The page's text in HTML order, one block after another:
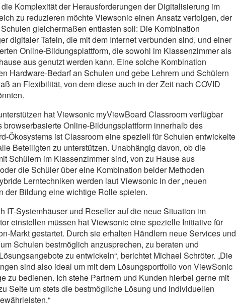
Komplexität der Herausforderungen der Digitalisierung im
zu reduzieren möchte Viewsonic einen Ansatz verfolgen, der
gleichermaßen entlasten soll: Die Kombination
digitaler Tafeln, die mit dem Internet verbunden sind, und einer
Online-Bildungsplattform, die sowohl im Klassenzimmer als
aus genutzt werden kann. Eine solche Kombination
Hardware-Bedarf an Schulen und gebe Lehrern und Schülern
an Flexibilität, von dem diese auch in der Zeit nach COVID
hat Viewsonic myViewBoard Classroom verfügbar
browserbasierte Online-Bildungsplattform innerhalb des
Ökosystems ist Classroom eine speziell für Schulen entwickelte
Beteiligten zu unterstützen. Unabhängig davon, ob die
Schülern im Klassenzimmer sind, von zu Hause aus
die Schüler über eine Kombination beider Methoden
Lerntechniken werden laut Viewsonic in der „neuen
der Bildung eine wichtige Rolle spielen.
IT-Systemhäuser und Reseller auf die neue Situation im
einstellen müssen hat Viewsonic eine spezielle Initiative für
Markt gestartet. Durch sie erhalten Händlern neue Services und
Schulen bestmöglich anzusprechen, zu beraten und
zu entwickeln“, berichtet Michael Schröter. „Die
sind also ideal um mit dem Lösungsportfolio von ViewSonic
zu bedienen. Ich stehe Partnern und Kunden hierbei gerne mit
Seite um stets die bestmögliche Lösung und individuellen